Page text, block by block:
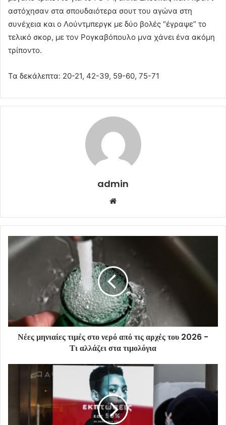
αστόχησαν στα σπουδαιότερα σουτ του αγώνα στη
συνέχεια και ο Λούντμπεργκ με δύο βολές “έγραψε” το
τελικό σκορ, με τον Ρογκαβόπουλο μνα χάνει ένα ακόμη
τρίποντο.
Τα δεκάλεπτα: 20-21, 42-39, 59-60, 75-71
admin
Νέες μηνιαίες τιμές στο νερό από τις αρχές του 2026 -
Τι αλλάζει στα τιμολόγια